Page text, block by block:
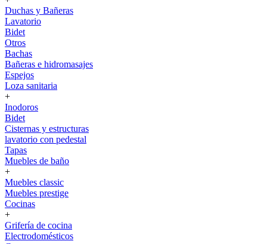
Duchas y Bañeras
Lavatorio
Bidet
Otros
Bachas
Bañeras e hidromasajes
Espejos
Loza sanitaria
+
Inodoros
Bidet
Cisternas y estructuras
lavatorio con pedestal
Tapas
Muebles de baño
+
Muebles classic
Muebles prestige
Cocinas
+
Grifería de cocina
Electrodomésticos